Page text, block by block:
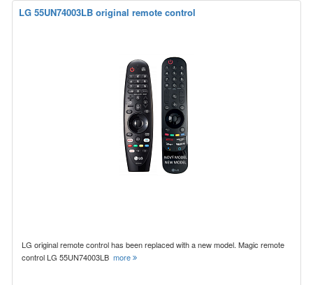
LG 55UN74003LB original remote control
LG original remote control has been replaced with a new model. Magic remote
control LG 55UN74003LB more